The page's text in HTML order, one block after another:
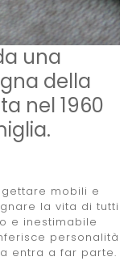
una
della
nel 1960
mobili e
la vita di tutti
e inestimabile
personalità
entra a far parte.